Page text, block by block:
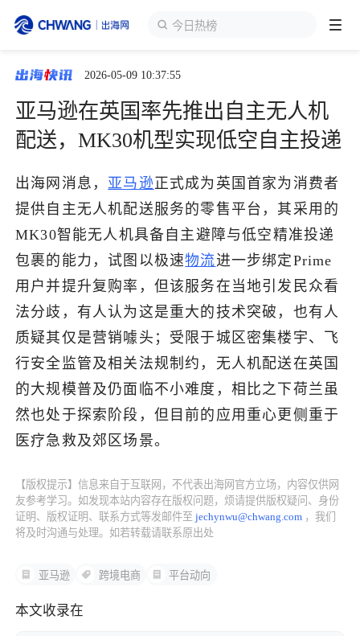
海外货盘
跨境展会
出海服务
出海资讯
跨境报告
出海导航
出海交流群
了解出海网
2026-05-09 10:37:55
亚马逊在英国率先推出自主无人机
配送，MK30机型实现低空自主投递
出海网消息，亚马逊正式成为英国首家为消费者
提供自主无人机配送服务的零售平台，其采用的
MK30智能无人机具备自主避障与低空精准投递
包裹的能力，试图以极速物流进一步绑定Prime
用户并提升复购率，但该服务在当地引发民众看
法分歧，有人认为这是重大的技术突破，也有人
质疑其仅是营销噱头；受限于城区密集楼宇、飞
行安全监管及相关法规制约，无人机配送在英国
的大规模普及仍面临不小难度，相比之下荷兰虽
然也处于探索阶段，但目前的应用重心更侧重于
医疗急救及郊区场景。
【版权提示】信息来自于互联网，不代表出海网官方立场，内容仅供网
友参考学习。如发现本站内容存在版权问题，烦请提供版权疑问、身份
证明、版权证明、联系方式等发邮件至jechynwu@chwang.com ，我们
将及时沟通与处理。如若转载请联系原出处
亚马逊 跨境电商 平台动向
本文收录在